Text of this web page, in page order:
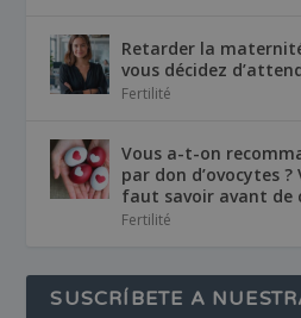
Retarder la
vous décidez
Fertilité
Vous a-t-on
par don d’ovocytes ?
faut savoir avant de
Fertilité
SUSCRÍBETE A